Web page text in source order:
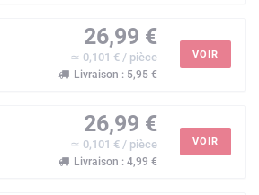
26,99 €
≃ 0,101 € / pièce
Livraison : 5,95 €
VOIR
26,99 €
≃ 0,101 € / pièce
Livraison : 4,99 €
VOIR